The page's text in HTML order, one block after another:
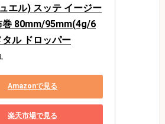
エル) スッテ イージー
巻 80mm/95mm(4g/6
ル ドロッパー
Amazonで見る
楽天市場で見る